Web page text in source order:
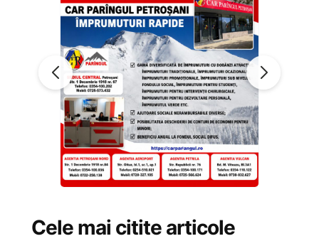
Cele mai citite articole